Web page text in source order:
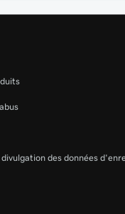
divulgation des données